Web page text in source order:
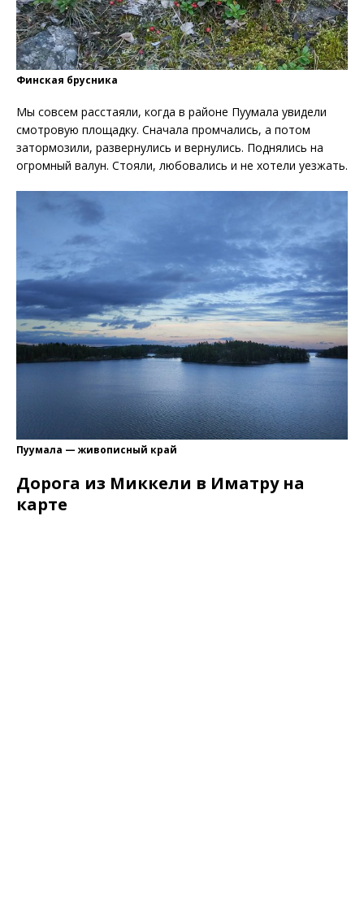
Финская брусника
Мы совсем расстаяли, когда в районе Пуумала увидели
смотровую площадку. Сначала промчались, а потом
затормозили, развернулись и вернулись. Поднялись на
огромный валун. Стояли, любовались и не хотели уезжать.
Пуумала — живописный край
Дорога из Миккели в Иматру на
карте